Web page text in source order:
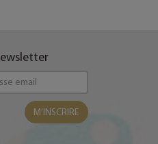
M’INSCRIRE